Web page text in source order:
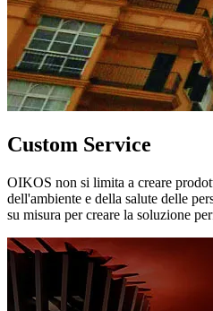
Custom Service
OIKOS non si limita a creare
dell'ambiente e della salute delle
su misura per creare la soluzione